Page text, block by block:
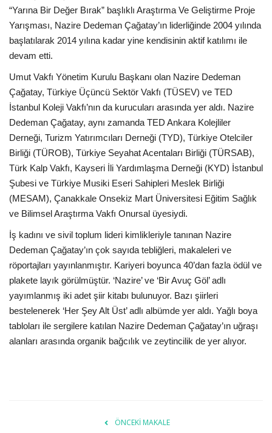
“Yarına Bir Değer Bırak” başlıklı Araştırma Ve Geliştirme Proje
Yarışması, Nazire Dedeman Çağatay’ın liderliğinde 2004 yılında
başlatılarak 2014 yılına kadar yine kendisinin aktif katılımı ile
devam etti.
Umut Vakfı Yönetim Kurulu Başkanı olan Nazire Dedeman
Çağatay, Türkiye Üçüncü Sektör Vakfı (TÜSEV) ve TED
İstanbul Koleji Vakfı’nın da kurucuları arasında yer aldı. Nazire
Dedeman Çağatay, aynı zamanda TED Ankara Kolejliler
Derneği, Turizm Yatırımcıları Derneği (TYD), Türkiye Otelciler
Birliği (TÜROB), Türkiye Seyahat Acentaları Birliği (TÜRSAB),
Türk Kalp Vakfı, Kayseri İli Yardımlaşma Derneği (KYD) İstanbul
Şubesi ve Türkiye Musiki Eseri Sahipleri Meslek Birliği
(MESAM), Çanakkale Onsekiz Mart Üniversitesi Eğitim Sağlık
ve Bilimsel Araştırma Vakfı Onursal üyesiydi.
İş kadını ve sivil toplum lideri kimlikleriyle tanınan Nazire
Dedeman Çağatay’ın çok sayıda tebliğleri, makaleleri ve
röportajları yayınlanmıştır. Kariyeri boyunca 40’dan fazla ödül ve
plakete layık görülmüştür. ‘Nazire’ ve ‘Bir Avuç Göl’ adlı
yayımlanmış iki adet şiir kitabı bulunuyor. Bazı şiirleri
bestelenerek ‘Her Şey Alt Üst’ adlı albümde yer aldı. Yağlı boya
tabloları ile sergilere katılan Nazire Dedeman Çağatay’ın uğraşı
alanları arasında organik bağcılık ve zeytincilik de yer alıyor.
ÖNCEKI MAKALE